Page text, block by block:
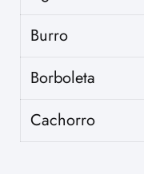
Burro
Borboleta
Cachorro